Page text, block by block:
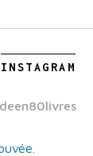
INSTAGRAM